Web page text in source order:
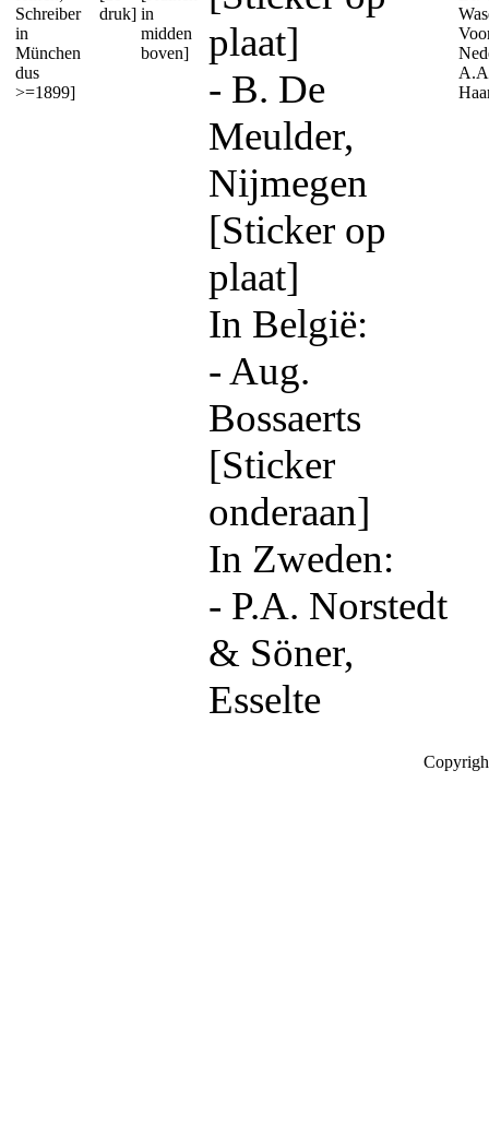
Schreiber
in
München
dus
>=1899]
druk] in
midden
boven]
plaat]
- B. De
Meulder,
Nijmegen
[Sticker op
plaat]
In België:
- Aug.
Bossaerts
[Sticker
onderaan]
In Zweden:
- P.A. Norstedt
& Söner,
Esselte